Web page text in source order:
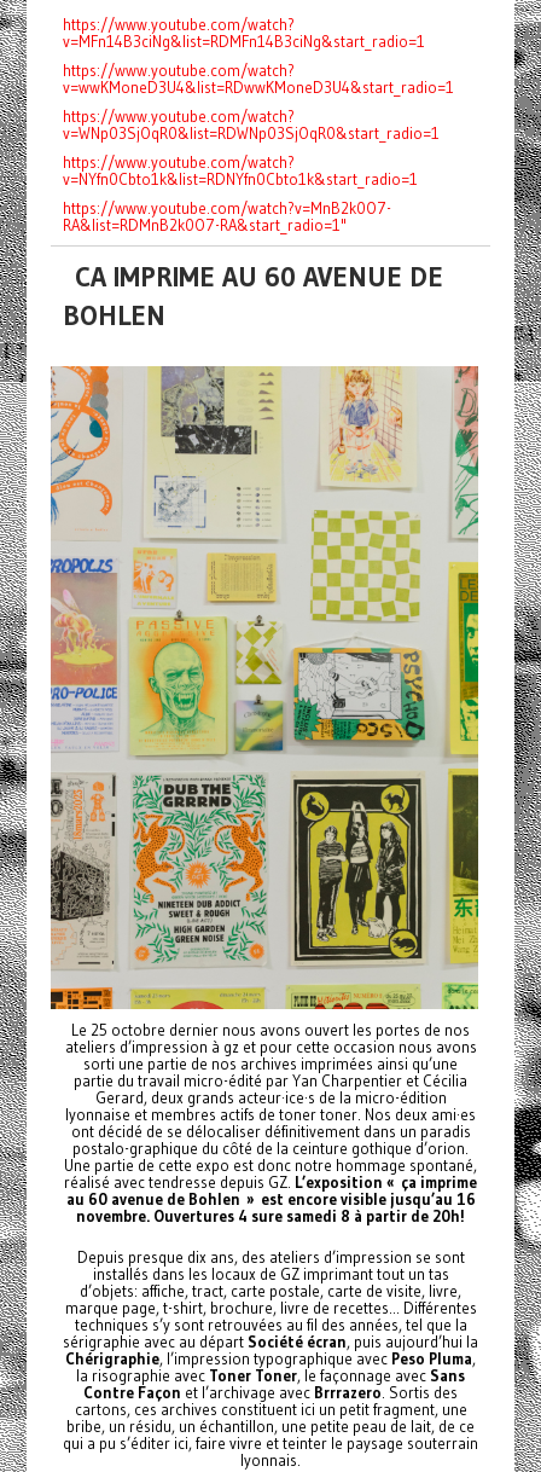
https://www.youtube.com/watch?
v=MFn14B3ciNg&list=RDMFn14B3ciNg&start_radio=1
https://www.youtube.com/watch?
v=wwKMoneD3U4&list=RDwwKMoneD3U4&start_radio=1
https://www.youtube.com/watch?
v=WNp03SjOqR0&list=RDWNp03SjOqR0&start_radio=1
https://www.youtube.com/watch?
v=NYfn0Cbto1k&list=RDNYfn0Cbto1k&start_radio=1
https://www.youtube.com/watch?v=MnB2k0O7-
RA&list=RDMnB2k0O7-RA&start_radio=1"
CA IMPRIME AU 60 AVENUE DE
BOHLEN
Le 25 octobre dernier nous avons ouvert les portes de nos
ateliers d’impression à gz et pour cette occasion nous avons
sorti une partie de nos archives imprimées ainsi qu’une
partie du travail micro-édité par Yan Charpentier et Cécilia
Gerard, deux grands acteur·ice·s de la micro-édition
lyonnaise et membres actifs de toner toner. Nos deux ami·es
ont décidé de se délocaliser définitivement dans un paradis
postalo-graphique du côté de la ceinture gothique d’orion.
Une partie de cette expo est donc notre hommage spontané,
réalisé avec tendresse depuis GZ. L’exposition « ça imprime
au 60 avenue de Bohlen » est encore visible jusqu’au 16
novembre. Ouvertures 4 sure samedi 8 à partir de 20h!
Depuis presque dix ans, des ateliers d’impression se sont
installés dans les locaux de GZ imprimant tout un tas
d’objets: affiche, tract, carte postale, carte de visite, livre,
marque page, t-shirt, brochure, livre de recettes... Différentes
techniques s’y sont retrouvées au fil des années, tel que la
sérigraphie avec au départ Société écran, puis aujourd’hui la
Chérigraphie, l’impression typographique avec Peso Pluma,
la risographie avec Toner Toner, le façonnage avec Sans
Contre Façon et l’archivage avec Brrrazero . Sortis des
cartons, ces archives constituent ici un petit fragment, une
bribe, un résidu, un échantillon, une petite peau de lait, de ce
qui a pu s’éditer ici, faire vivre et teinter le paysage souterrain
lyonnais.